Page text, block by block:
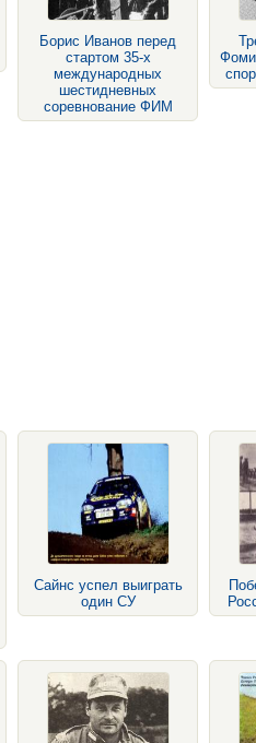
Борис Иванов перед
стартом 35-х
международных
шестидневных
соревнование ФИМ
Сайнс успел выиграть
один СУ